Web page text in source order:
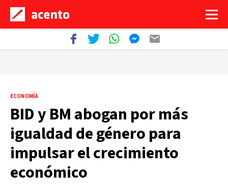
ECONOMÍA
BID y BM abogan por más
igualdad de género para
impulsar el crecimiento
económico